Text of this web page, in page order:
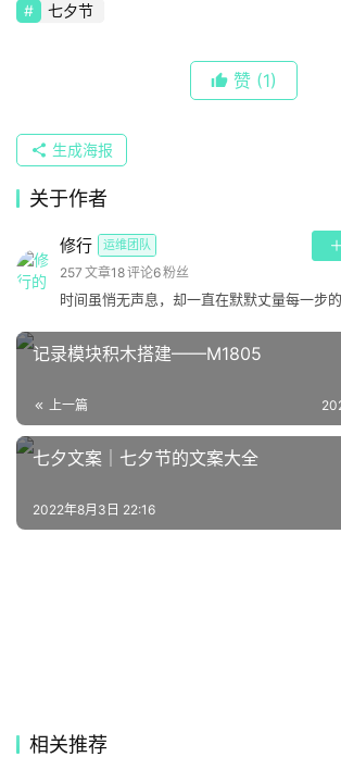
学
计
办
公
件
于
投稿
七夕快乐
七夕习俗-香桥会
每年七夕，人们都赶来参与，搭制
桥，是用各种粗长的裹头香搭成的长四
装饰。
七夕节
赞 (1)
生成海报
关于作者
修行 运维团队
257 文章18评论6粉丝
时间虽悄无声息，却一直在默默丈量每一步的
记录模块积木搭建——M1805
上一篇
七夕文案｜七夕节的文案大全
2022年8月3日 22:16
相关推荐